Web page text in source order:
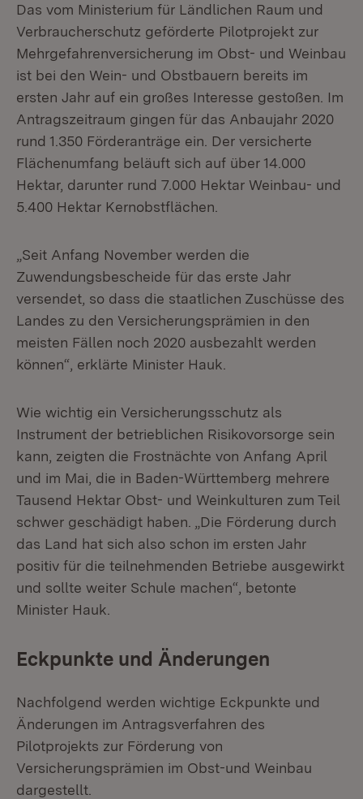
Das vom Ministerium für Ländlichen Raum und
Verbraucherschutz geförderte Pilotprojekt zur
Mehrgefahrenversicherung im Obst- und Weinbau
ist bei den Wein- und Obstbauern bereits im
ersten Jahr auf ein großes Interesse gestoßen. Im
Antragszeitraum gingen für das Anbaujahr 2020
rund 1.350 Förderanträge ein. Der versicherte
Flächenumfang beläuft sich auf über 14.000
Hektar, darunter rund 7.000 Hektar Weinbau- und
5.400 Hektar Kernobstflächen.
„Seit Anfang November werden die
Zuwendungsbescheide für das erste Jahr
versendet, so dass die staatlichen Zuschüsse des
Landes zu den Versicherungsprämien in den
meisten Fällen noch 2020 ausbezahlt werden
können“, erklärte Minister Hauk.
Wie wichtig ein Versicherungsschutz als
Instrument der betrieblichen Risikovorsorge sein
kann, zeigten die Frostnächte von Anfang April
und im Mai, die in Baden-Württemberg mehrere
Tausend Hektar Obst- und Weinkulturen zum Teil
schwer geschädigt haben. „Die Förderung durch
das Land hat sich also schon im ersten Jahr
positiv für die teilnehmenden Betriebe ausgewirkt
und sollte weiter Schule machen“, betonte
Minister Hauk.
Eckpunkte und Änderungen
Nachfolgend werden wichtige Eckpunkte und
Änderungen im Antragsverfahren des
Pilotprojekts zur Förderung von
Versicherungsprämien im Obst-und Weinbau
dargestellt.